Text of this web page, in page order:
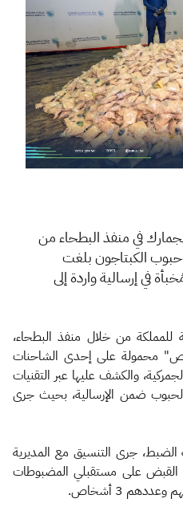
في منفذ البطحاء من
الكبتاجون بلغت
مُخبأة في إرسالية واردة إلى
للمملكة من خلال منفذ البطحاء،
محمولة على إحدى الشاحنات
والكشف عليها عبر التقنيات
ضمن الإرسالية، بحيث جرى
الضبط، جرى التنسيق مع المديرية
القبض على مستقبلي المضبوطات
3 أشخاص.